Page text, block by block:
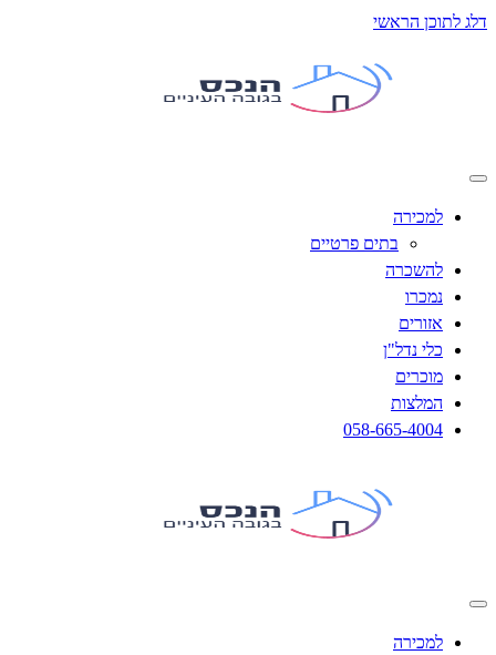
הראשי
למכירה
בתים פרטיים
להשכרה
נמכרו
אזורים
כלי נדל"ן
מוכרים
המלצות
058-665-4004
למכירה